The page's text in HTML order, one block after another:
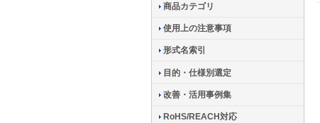
商品カテゴリ
使用上の注意事項
形式名索引
目的・仕様別選定
改善・活用事例集
RoHS/REACH対応